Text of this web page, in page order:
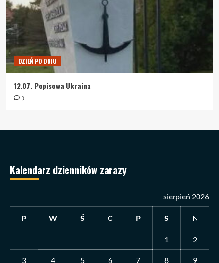
DZIEŃ PO DNIU
12.07. Popisowa Ukraina
0
Kalendarz dzienników zarazy
sierpień 2026
P W Ś C P S N
1 2
3 4 5 6 7 8 9